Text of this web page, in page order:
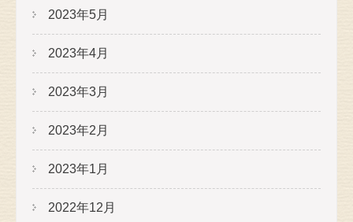
2023年5月
2023年4月
2023年3月
2023年2月
2023年1月
2022年12月